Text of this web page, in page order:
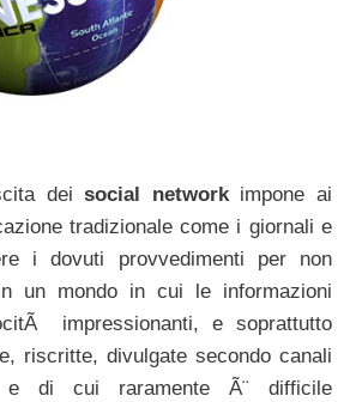
deisocial networkimpone ai
tradizionale come i giornali e
i dovuti provvedimenti per non
un mondo in cui le informazioni
impressionanti, e soprattutto
riscritte, divulgate secondo canali
e di cui raramente Ã¨ difficile